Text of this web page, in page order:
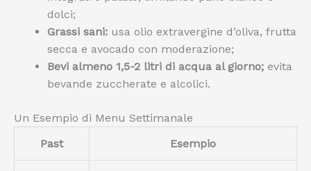
dolci;
Grassi sani: usa olio extravergine d’oliva, frutta
secca e avocado con moderazione;
Bevi almeno 1,5-2 litri di acqua al giorno; evita
bevande zuccherate e alcolici.
Un Esempio di Menu Settimanale
Past
Esempio